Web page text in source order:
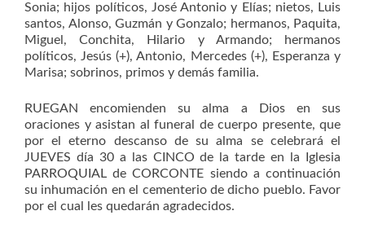
Sonia; hijos políticos, José Antonio y Elías; nietos, Luis
santos, Alonso, Guzmán y Gonzalo; hermanos, Paquita,
Miguel, Conchita, Hilario y Armando; hermanos
políticos, Jesús (+), Antonio, Mercedes (+), Esperanza y
Marisa; sobrinos, primos y demás familia.
RUEGAN encomienden su alma a Dios en sus
oraciones y asistan al funeral de cuerpo presente, que
por el eterno descanso de su alma se celebrará el
JUEVES día 30 a las CINCO de la tarde en la Iglesia
PARROQUIAL de CORCONTE siendo a continuación
su inhumación en el cementerio de dicho pueblo. Favor
por el cual les quedarán agradecidos.